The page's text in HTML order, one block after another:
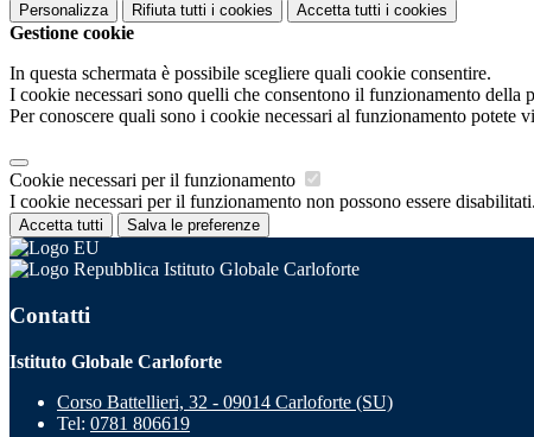
Personalizza Rifiuta tutti i cookies Accetta tutti i cookies
Gestione cookie
In questa schermata è possibile scegliere quali cookie consentire.
I cookie necessari sono quelli che consentono il funzionamento della
Per conoscere quali sono i cookie necessari al funzionamento potete
Cookie necessari per il funzionamento
I cookie necessari per il funzionamento non possono essere
Accetta tutti Salva le preferenze
Istituto Globale Carloforte
Contatti
Istituto Globale Carloforte
Corso Battellieri, 32 - 09014 Carloforte (SU)
Tel: 0781 806619